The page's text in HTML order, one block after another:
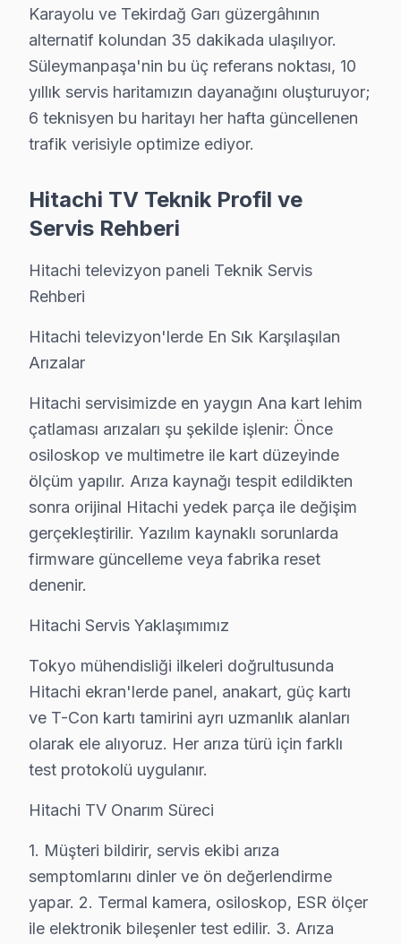
• Süleymanpaşa servisimizde parça onayınız
• Süleymanpaşa'de sertifikalı teknisyen ile güvenli
• Süleymanpaşa servisimizde servis belgesi ve
• Süleymanpaşa'de ek arıza çıkması halinde
Hitachi televizyon paneli ürünleriniz için
Süleymanpaşa'da Hitachi ekran tamirinde
Süleymanpaşa parça stoğumuz:
• Süleymanpaşa servisimizde LED bar ve backlight
• Süleymanpaşa servisimizde HDMI soket, IR alıcı,
• Süleymanpaşa'de her parçada 2 yıl değişim garantisi
• Süleymanpaşa'de aynı gün tedarik imkânı
Süleymanpaşa'da Hitachi orijinal parça ile yapılan
Süleymanpaşa'da Hitachi TV Teknik
Hitachi panel tamiri için Süleymanpaşa'da net ve
2025 Süleymanpaşa Hitachi akıllı TV servis ücretleri:
• Ses kartı/hoparlör tamiri: ₺300 – ₺700
• LED backlight tamiri: ₺500 – ₺2.000
• T-Con kartı değişimi: ₺350 – ₺900
• Panel (ekran) değişimi: ₺1.500 – ₺8.000 (boyut ve
• Anakart tamiri/değişimi: ₺500 – ₺1.800
• Yazılım güncelleme ve hata giderme: ₺200 – ₺500
• Fatura kesilir (KDV dahil)
• Ön ödeme istenmez
Süleymanpaşa'da Hitachi servis fiyatı için randevu
Karayolu ve Tekirdağ Garı güzergâhının
alternatif kolundan 35 dakikada ulaşılıyor.
Süleymanpaşa'nin bu üç referans noktası, 10
yıllık servis haritamızın dayanağını oluşturuyor;
6 teknisyen bu haritayı her hafta güncellenen
trafik verisiyle optimize ediyor.
Hitachi TV Teknik Profil ve
Servis Rehberi
Hitachi televizyon paneli Teknik Servis
Rehberi
Hitachi televizyon'lerde En Sık Karşılaşılan
Arızalar
Hitachi servisimizde en yaygın Ana kart lehim
çatlaması arızaları şu şekilde işlenir: Önce
osiloskop ve multimetre ile kart düzeyinde
ölçüm yapılır. Arıza kaynağı tespit edildikten
sonra orijinal Hitachi yedek parça ile değişim
gerçekleştirilir. Yazılım kaynaklı sorunlarda
firmware güncelleme veya fabrika reset
denenir.
Hitachi Servis Yaklaşımımız
Tokyo mühendisliği ilkeleri doğrultusunda
Hitachi ekran'lerde panel, anakart, güç kartı
ve T-Con kartı tamirini ayrı uzmanlık alanları
olarak ele alıyoruz. Her arıza türü için farklı
test protokolü uygulanır.
Hitachi TV Onarım Süreci
1. Müşteri bildirir, servis ekibi arıza
semptomlarını dinler ve ön değerlendirme
yapar. 2. Termal kamera, osiloskop, ESR ölçer
ile elektronik bileşenler test edilir. 3. Arıza